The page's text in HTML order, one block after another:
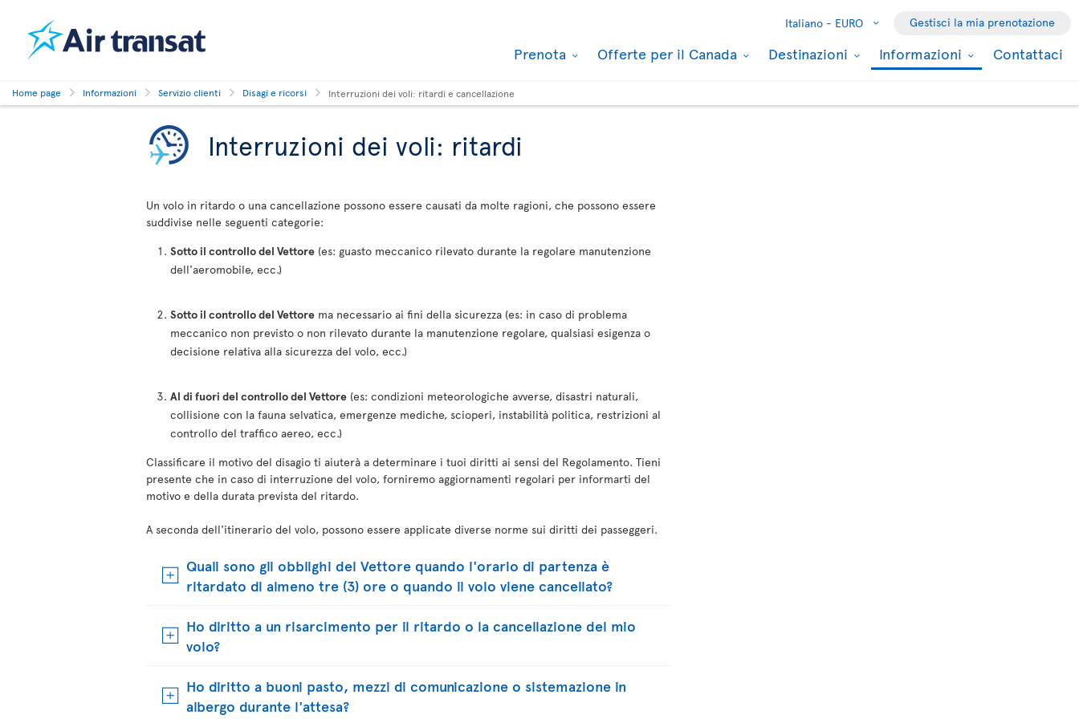
Italiano - EURO Gestisci la mia prenotazione
Prenota Offerte per il Canada Destinazioni Informazioni Contattaci
Home page Informazioni Servizio clienti Disagi e ricorsi Interruzioni dei voli: ritardi e cancellazione
Interruzioni dei voli: ritardi
Un volo in ritardo o una cancellazione possono essere causati da molte ragioni, che possono essere
suddivise nelle seguenti categorie:
Sotto il controllo del Vettore (es: guasto meccanico rilevato durante la regolare manutenzione
dell'aeromobile, ecc.)
Sotto il controllo del Vettore ma necessario ai fini della sicurezza (es: in caso di problema
meccanico non previsto o non rilevato durante la manutenzione regolare, qualsiasi esigenza o
decisione relativa alla sicurezza del volo, ecc.)
Al di fuori del controllo del Vettore (es: condizioni meteorologiche avverse, disastri naturali,
collisione con la fauna selvatica, emergenze mediche, scioperi, instabilità politica, restrizioni al
controllo del traffico aereo, ecc.)
Classificare il motivo del disagio ti aiuterà a determinare i tuoi diritti ai sensi del Regolamento. Tieni
presente che in caso di interruzione del volo, forniremo aggiornamenti regolari per informarti del
motivo e della durata prevista del ritardo.
A seconda dell'itinerario del volo, possono essere applicate diverse norme sui diritti dei passeggeri.
Quali sono gli obblighi del Vettore quando l'orario di partenza è
ritardato di almeno tre (3) ore o quando il volo viene cancellato?
Ho diritto a un risarcimento per il ritardo o la cancellazione del mio
volo?
Ho diritto a buoni pasto, mezzi di comunicazione o sistemazione in
albergo durante l'attesa?